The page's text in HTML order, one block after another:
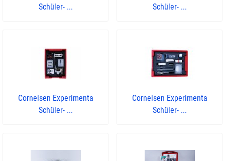
Schüler- ...
Schüler- ...
Cornelsen Experimenta
Schüler- ...
Cornelsen Experimenta
Schüler- ...